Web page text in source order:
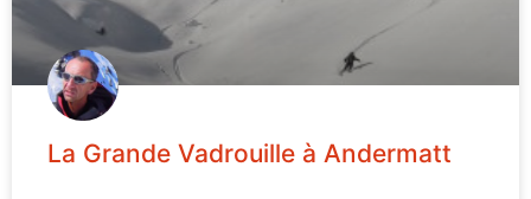
La Grande Vadrouille à Andermatt